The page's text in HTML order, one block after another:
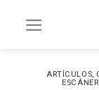
ARTÍCULOS